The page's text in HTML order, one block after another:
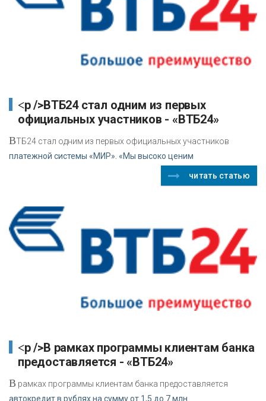
<p />ВТБ24 стал одним из первых
официальных участников - «ВТБ24»
ВТБ24 стал одним из первых официальных участников
платежной системы «МИР». «Мы высоко ценим
читать статью
<p />В рамках программы клиентам банка
предоставляется - «ВТБ24»
В рамках программы клиентам банка предоставляется
автокредит в рублях на сумму от 1,5 до 7 млн